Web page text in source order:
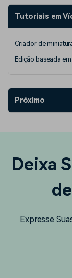
Tutoriais em
Criador de
Edição baseada
Próximo
Deixa
Expresse